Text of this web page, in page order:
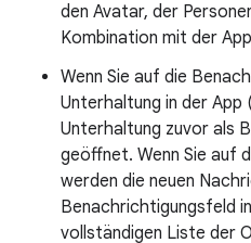
den Avatar, der
Kombination mit der
Wenn Sie auf die
Unterhaltung in der App
Unterhaltung zuvor als
geöffnet. Wenn Sie auf
werden die neuen
Benachrichtigungsfeld
vollständigen Liste der